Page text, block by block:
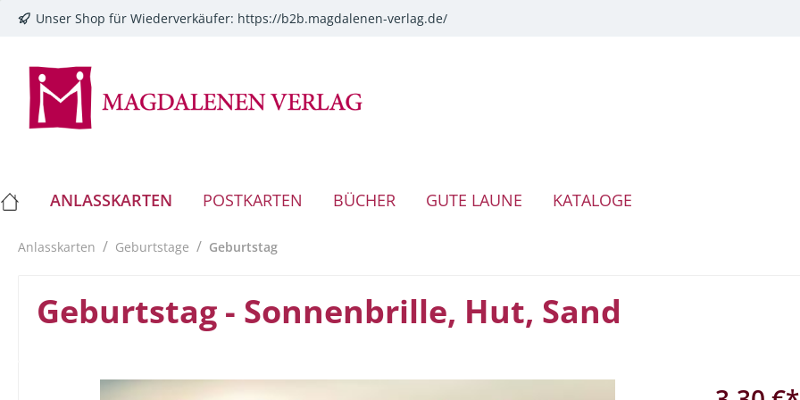
Zur Hauptnavigation springen
Unser Shop für Wiederverkäufer: https://b2b.magdalenen-verlag.de/
ANLASSKARTEN POSTKARTEN BÜCHER GUTE LAUNE KATALOGE
Anlasskarten / Geburtstage / Geburtstag
Geburtstag - Sonnenbrille, Hut, Sand
Bildergalerie überspringen